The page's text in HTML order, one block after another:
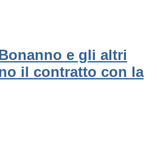
e gli altri
il contratto con la